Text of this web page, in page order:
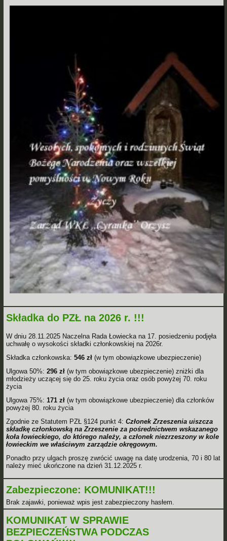
Składka do PZŁ na 2026 r. !!!
W dniu 28.11.2025 Naczelna Rada Łowiecka na 17. posiedzeniu podjęła
uchwałę o wysokości składki członkowskiej na 2026r.
Składka członkowska:546 zł (w tym obowiązkowe ubezpieczenie)
Ulgowa 50%:296 zł (w tym obowiązkowe ubezpieczenie) zniżki dla
młodzieży uczącej się do 25. roku życia oraz osób powyżej 70. roku
życia
Ulgowa 75%: 171 zł(w tym obowiązkowe ubezpieczenie) dla członków
powyżej 80. roku życia
Zgodnie ze Statutem PZŁ §124 punkt 4: Członek Zrzeszenia uiszcza
składkę członkowską na Zrzeszenie za pośrednictwem wskazanego
koła łowieckiego, do którego należy, a członek niezrzeszony w kole
łowieckim we właściwym zarządzie okręgowym.
Ponadto przy ulgach proszę zwrócić uwagę na datę urodzenia, 70 i 80 lat
należy mieć ukończone na dzień 31.12.2025 r.
Zabezpieczone: KOMUNIKAT!!!
Brak zajawki, ponieważ wpis jest zabezpieczony hasłem.
KOMUNIKAT W SPRAWIE
BEZPIECZEŃSTWA PODCZAS